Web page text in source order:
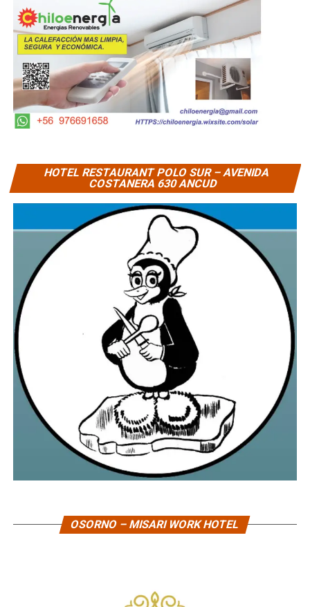
HOTEL RESTAURANT POLO SUR – AVENIDA
COSTANERA 630 ANCUD
OSORNO – MISARI WORK HOTEL